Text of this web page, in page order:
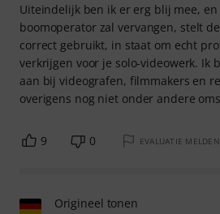
Uiteindelijk ben ik er erg blij mee,
boomoperator zal vervangen, stelt
correct gebruikt, in staat om echt
verkrijgen voor je solo-videowerk. Ik
aan bij videografen, filmmakers en
overigens nog niet onder andere
9 0 EVALUATIE MELDEN
Origineel tonen